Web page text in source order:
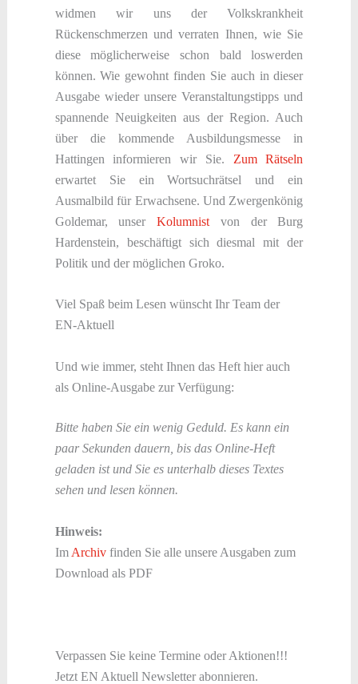
widmen wir uns der Volkskrankheit
Rückenschmerzen und verraten Ihnen, wie Sie
diese möglicherweise schon bald loswerden
können. Wie gewohnt finden Sie auch in dieser
Ausgabe wieder unsere Veranstaltungstipps und
spannende Neuigkeiten aus der Region. Auch
über die kommende Ausbildungsmesse in
Hattingen informieren wir Sie. Zum Rätseln
erwartet Sie ein Wortsuchrätsel und ein
Ausmalbild für Erwachsene. Und Zwergenkönig
Goldemar, unserKolumnist von der Burg
Hardenstein, beschäftigt sich diesmal mit der
Politik und der möglichen Groko.
Viel Spaß beim Lesen wünscht Ihr Team der
EN-Aktuell
Und wie immer, steht Ihnen das Heft hier auch
als Online-Ausgabe zur Verfügung:
Bitte haben Sie ein wenig Geduld. Es kann ein
paar Sekunden dauern, bis das Online-Heft
geladen ist und Sie es unterhalb dieses Textes
sehen und lesen können.
Hinweis:
Im Archivfinden Sie alle unsere Ausgaben zum
Download als PDF
Verpassen Sie keine Termine oder Aktionen!!!
Jetzt EN Aktuell Newsletter abonnieren.